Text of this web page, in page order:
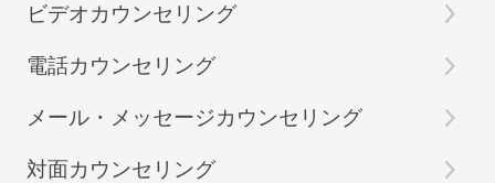
ビデオカウンセリング
電話カウンセリング
メール・メッセージカウンセリング
対面カウンセリング